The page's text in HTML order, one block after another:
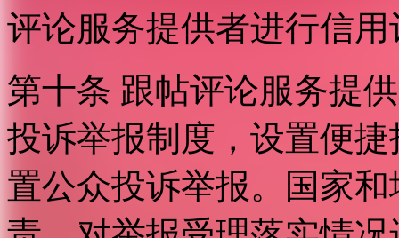
评论服务提供者进行信用
第十条 跟帖评论服务提
投诉举报制度，设置便
置公众投诉举报。国家